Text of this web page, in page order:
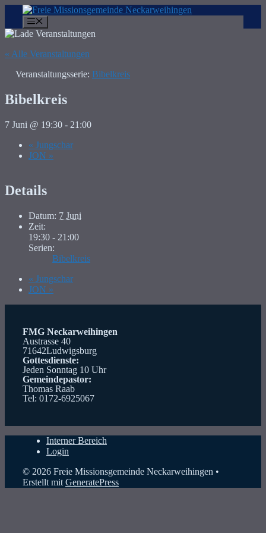
Inhalt
springen
« Alle Veranstaltungen
Veranstaltungsserie: Bibelkreis
Bibelkreis
7 Juni @ 19:30 - 21:00
« Jungschar
JON »
Details
Datum: 7 Juni
Zeit:
19:30 - 21:00
Serien:
Bibelkreis
« Jungschar
JON »
FMG Neckarweihingen
Austrasse 40
71642Ludwigsburg
Gottesdienste:
Jeden Sonntag 10 Uhr
Gemeindepastor:
Thomas Raab
Tel: 0172-6925067
Interner Bereich
Login
© 2026 Freie Missionsgemeinde Neckarweihingen •
Erstellt mit GeneratePress